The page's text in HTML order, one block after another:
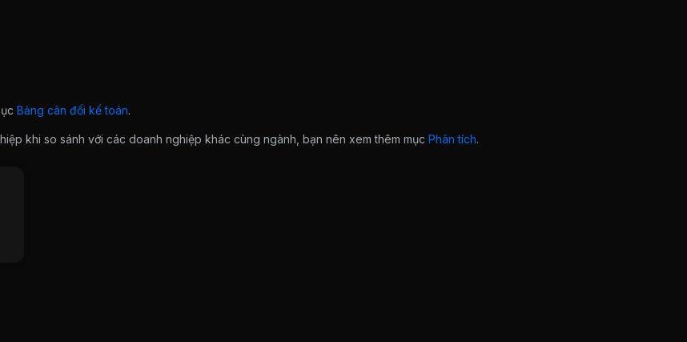
Bảng cân đối kế toán.
khi so sánh với các doanh nghiệp khác cùng ngành, bạn nên xem thêm mục Phân tích.